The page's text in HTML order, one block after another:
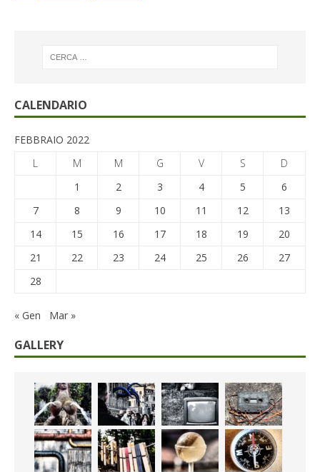
CALENDARIO
FEBBRAIO 2022
L
M M G V S
D
1
2 3 4 5
6
7
8 9 10 11 12
13
14
15 16 17 18 19
20
21
22 23 24 25 26
27
28
« Gen Mar »
GALLERY